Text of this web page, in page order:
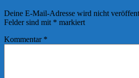
Deine E-Mail-Adresse wird nicht
Felder sind mit * markiert
Kommentar *